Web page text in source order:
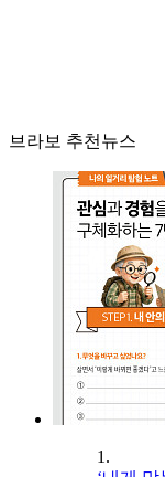
브라보 추천뉴스
1.